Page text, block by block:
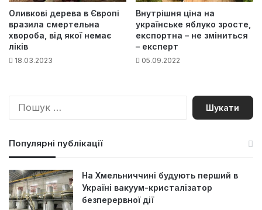
Оливкові дерева в Європі
вразила смертельна
хвороба, від якої немає
ліків
18.03.2023
Внутрішня ціна на
українське яблуко зросте,
експортна – не зміниться
– експерт
05.09.2022
П
Популярні публікації
На Хмельниччині будують перший в
Україні вакуум-кристалізатор
безперервної дії